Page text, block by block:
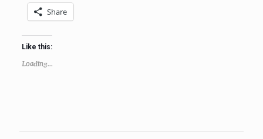
Share
Like this:
Loading...